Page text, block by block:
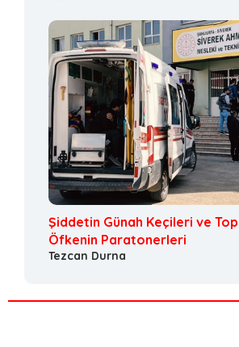
Şiddetin Günah Keçileri ve
Öfkenin Paratonerleri
Tezcan Durna